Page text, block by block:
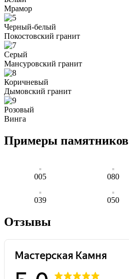
Мрамор
Черный-белый
Покостовский гранит
Серый
Мансуровский гранит
Коричневый
Дымовский гранит
Розовый
Винга
Примеры памятников
005 080
039 050
Отзывы